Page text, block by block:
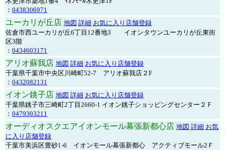
： 0438306971
ユーカリが丘店 地図 詳細 お気に入り店舗登録
佐倉市西ユーカリが丘6丁目12番地3 イオンタウンユーカリが丘東街
区3階
： 0434603171
アリオ蘇我店 地図 詳細 お気に入り店舗登録
千葉県千葉市中央区川崎町52-7 アリオ蘇我店２F
： 0432082131
イオン銚子店 地図 詳細 お気に入り店舗登録
千葉県銚子市三崎町2丁目2660-1 イオン銚子ショッピングセンター２Ｆ
： 0479303211
オーディオスクエアイオンモール幕張新都心店 地図 詳細 お気
に入り店舗登録
千葉市美浜区豊砂1-6 イオンモール幕張新都心 アクティブモール2Ｆ